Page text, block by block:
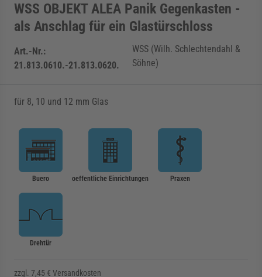
WSS OBJEKT ALEA Panik Gegenkasten -
als Anschlag für ein Glastürschloss
Art.-Nr.:
21.813.0610.-21.813.0620.
WSS (Wilh. Schlechtendahl &
Söhne)
für 8, 10 und 12 mm Glas
Buero oeffentliche Einrichtungen Praxen
Drehtür
zzgl. 7,45 € Versandkosten